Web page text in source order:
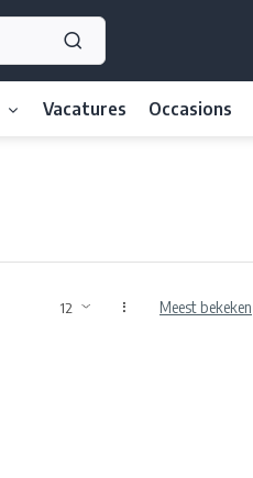
Vacatures Occasions
Meest bekeken